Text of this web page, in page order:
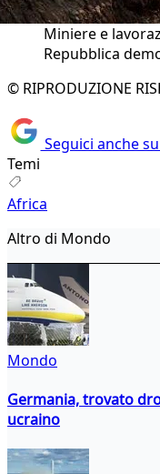
Miniere e
Repubblica
© RIPRODUZIONE
Seguici anche
Temi
Africa
Altro di Mondo
Mondo
Germania, trovato
ucraino